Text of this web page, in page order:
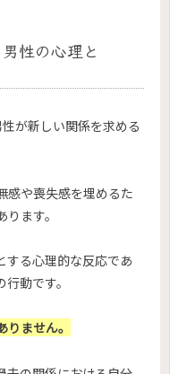
性の心理と
が新しい関係を求める
感や喪失感を埋めるた
ます。
する心理的な反応であ
動です。
ません。